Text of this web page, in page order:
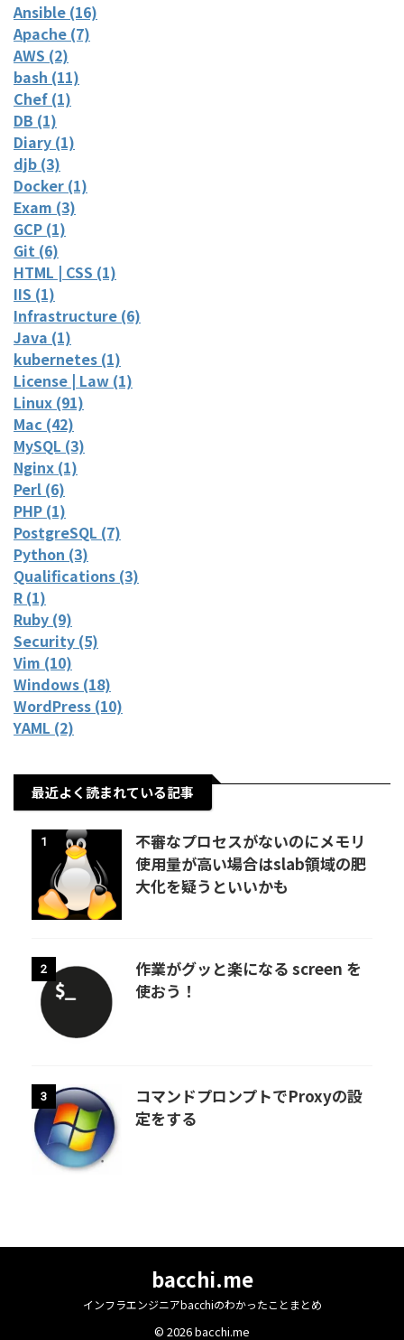
Ansible (16)
Apache (7)
AWS (2)
bash (11)
Chef (1)
DB (1)
Diary (1)
djb (3)
Docker (1)
Exam (3)
GCP (1)
Git (6)
HTML | CSS (1)
IIS (1)
Infrastructure (6)
Java (1)
kubernetes (1)
License | Law (1)
Linux (91)
Mac (42)
MySQL (3)
Nginx (1)
Perl (6)
PHP (1)
PostgreSQL (7)
Python (3)
Qualifications (3)
R (1)
Ruby (9)
Security (5)
Vim (10)
Windows (18)
WordPress (10)
YAML (2)
最近よく読まれている記事
1
不審なプロセスがないのにメモリ
使用量が高い場合はslab領域の肥
大化を疑うといいかも
2
作業がグッと楽になる screen を
使おう！
3
コマンドプロンプトでProxyの設
定をする
bacchi.me
インフラエンジニアbacchiのわかったことまとめ
© 2026 bacchi.me